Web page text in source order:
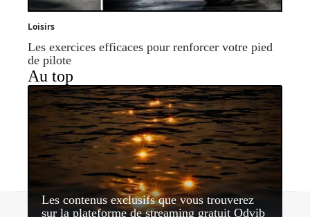
Loisirs
Les exercices efficaces pour renforcer votre pied
de pilote
Au top
Les contenus exclusifs que vous trouverez
sur la plateforme de streaming gratuit Odvib
Contact Mentions légales Sitemap